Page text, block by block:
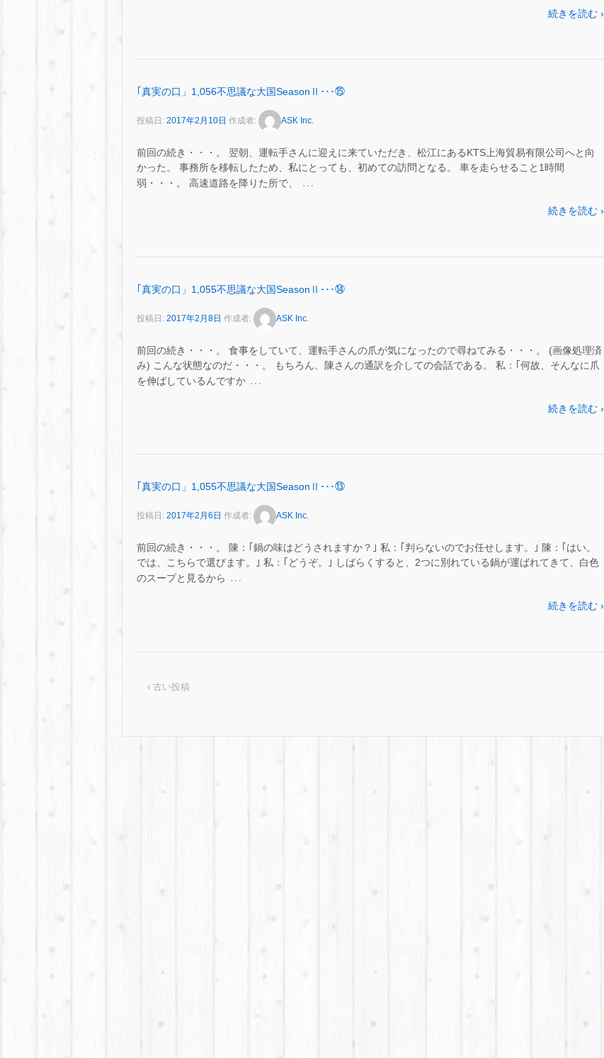
続きを読む ›
｢真実の口」1,056不思議な大国SeasonⅡ･･･⑮
投稿日: 2017年2月10日 作成者: ASK Inc.
前回の続き・・・。 翌朝、運転手さんに迎えに来ていただき、松江にあるKTS上海貿易有限公司へと向
かった。 事務所を移転したため、私にとっても、初めての訪問となる。 車を走らせること1時間
弱・・・。 高速道路を降りた所で、
…
続きを読む ›
｢真実の口」1,055不思議な大国SeasonⅡ･･･⑭
投稿日: 2017年2月8日 作成者: ASK Inc.
前回の続き・・・。 食事をしていて、運転手さんの爪が気になったので尋ねてみる・・・。 (画像処理済
み) こんな状態なのだ・・・。 もちろん、陳さんの通訳を介しての会話である。 私：｢何故、そんなに爪
を伸ばしているんですか …
続きを読む ›
｢真実の口」1,055不思議な大国SeasonⅡ･･･⑬
投稿日: 2017年2月6日 作成者: ASK Inc.
前回の続き・・・。 陳：｢鍋の味はどうされますか？｣ 私：｢判らないのでお任せします。｣ 陳：｢はい。
では、こちらで選びます。｣ 私：｢どうぞ。｣ しばらくすると、2つに別れている鍋が運ばれてきて、白色
のスープと見るから …
続きを読む ›
‹ 古い投稿